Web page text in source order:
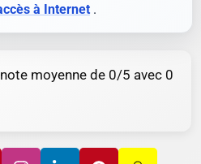
à Internet .
moyenne de 0/5 avec 0